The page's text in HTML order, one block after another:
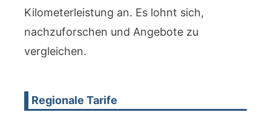
Kilometerleistung an. Es lohnt sich,
nachzuforschen und Angebote zu
vergleichen.
Regionale Tarife